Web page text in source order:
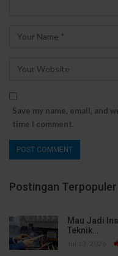
Save my name, email,
time I comment.
Postingan Terpopuler
Mau Jadi
Teknik…